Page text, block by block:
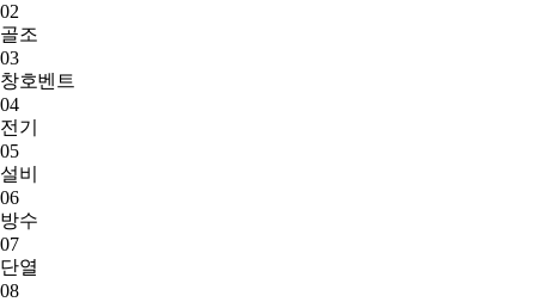
02
골조
03
창호벤트
04
전기
05
설비
06
방수
07
단열
08